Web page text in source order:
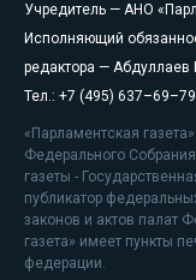
Учредитель — АНО
Исполняющий
редактора — Абдуллаев
Тел.: +7 (495)
«Парламентская
Федерального
газеты -
публикатор
законов и актов палат
газета» имеет пункты
федерации.